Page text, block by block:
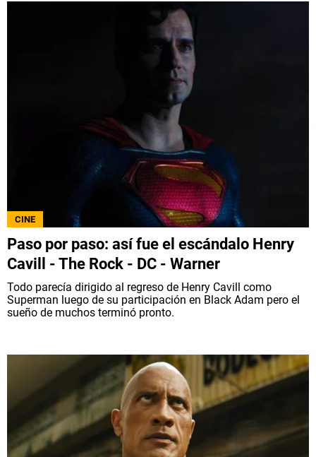
CINE
Paso por paso: así fue el escándalo Henry
Cavill - The Rock - DC - Warner
Todo parecía dirigido al regreso de Henry Cavill como
Superman luego de su participación en Black Adam pero el
sueño de muchos terminó pronto.